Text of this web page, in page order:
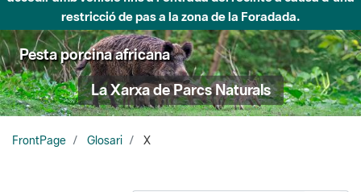
restricció de pas a la zona de la Foradada.
Pesta porcina africana
La Xarxa de Parcs Naturals
FrontPage Glosari X